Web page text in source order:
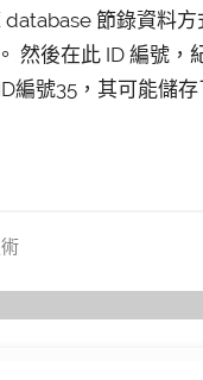
database 節錄資料
然後在此 ID 編號，
編號35，其可能儲